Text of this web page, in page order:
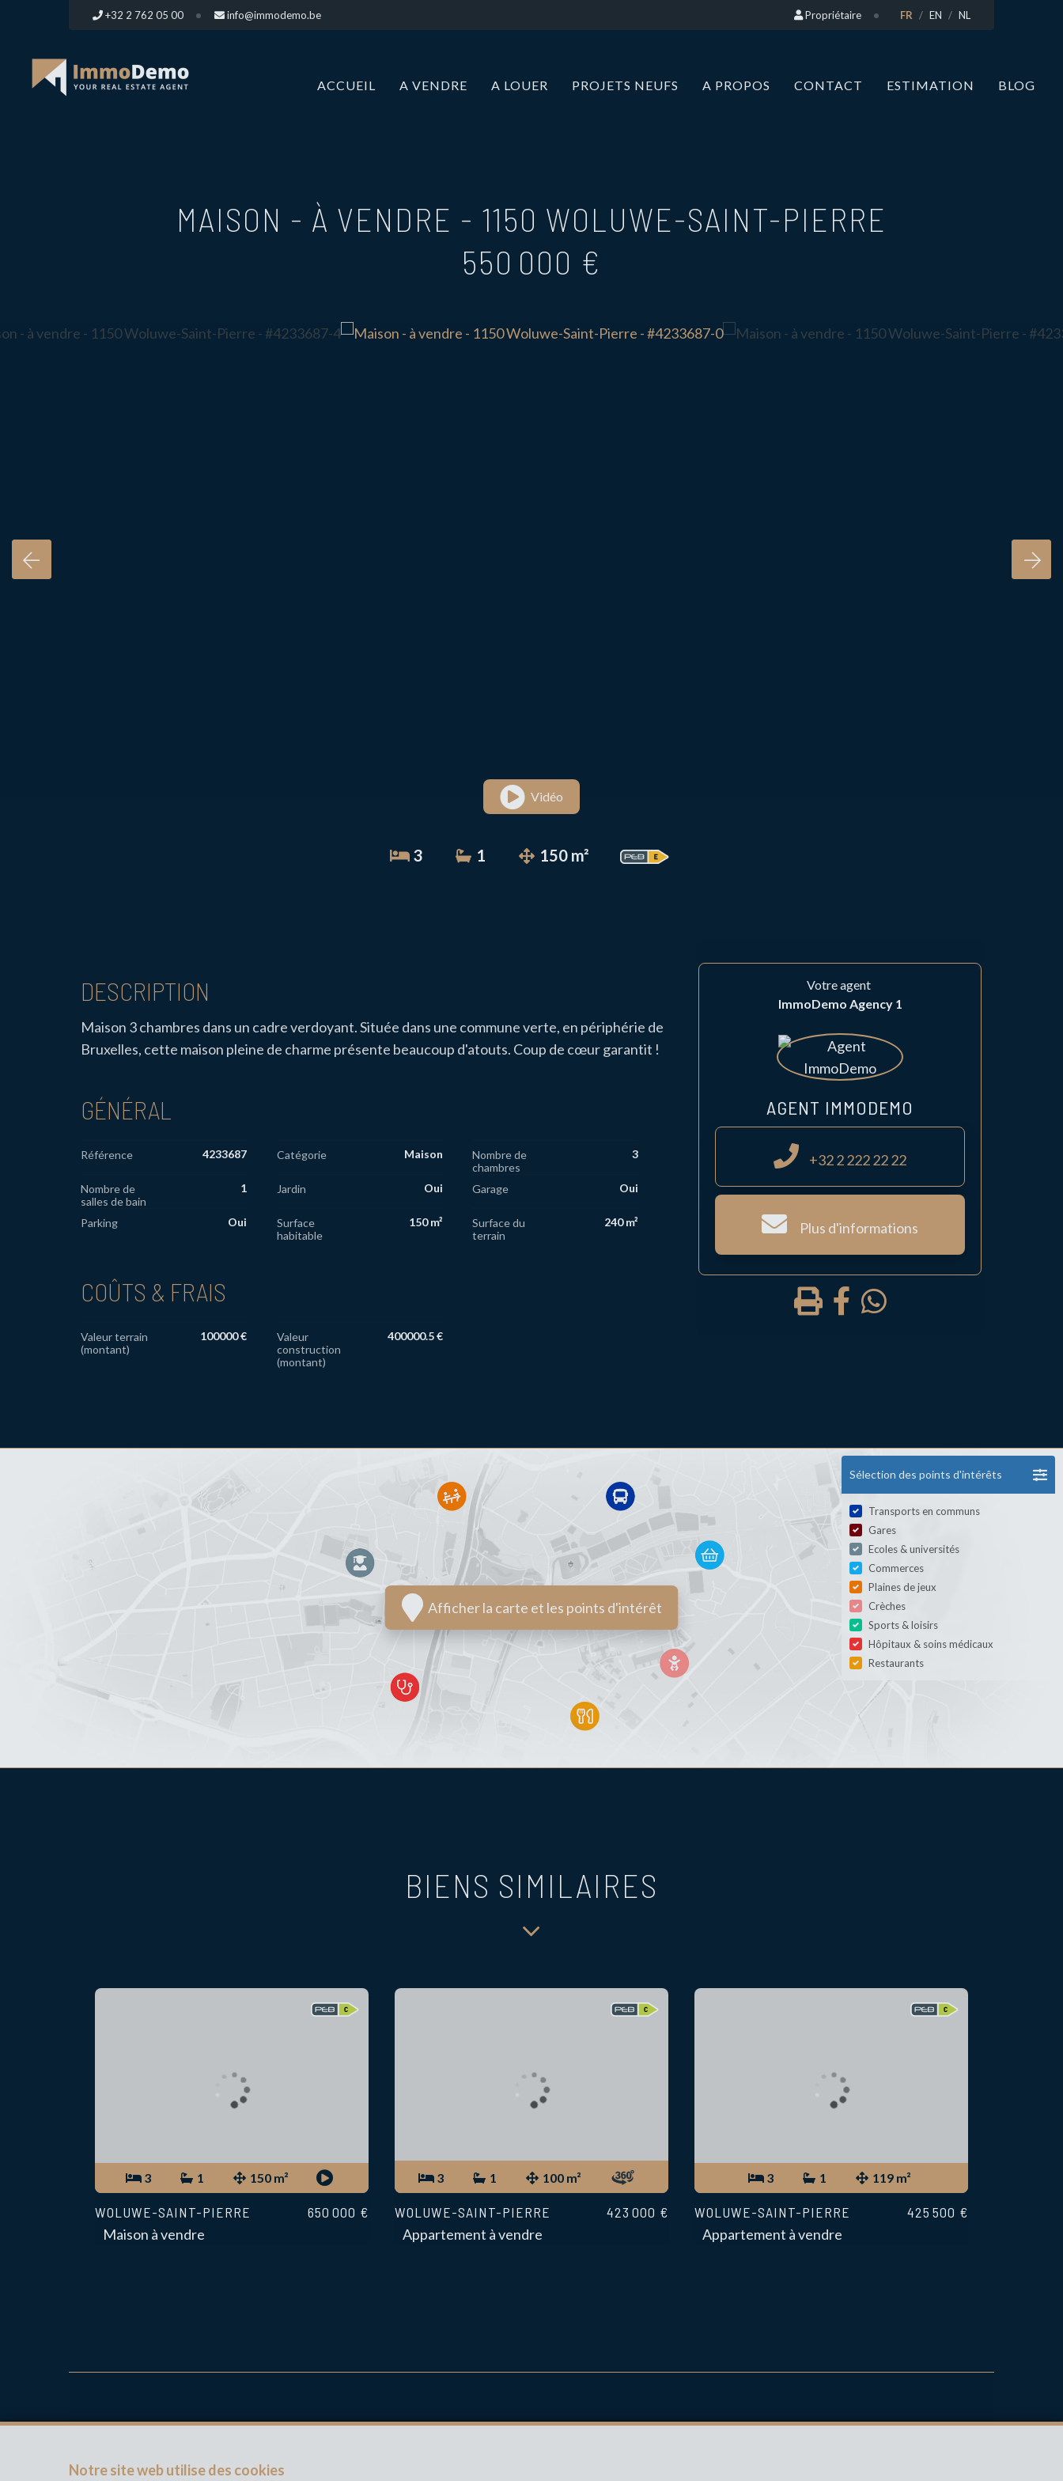
+32 2 762 05 00 info@immodemo.be Propriétaire FR EN NL
ACCUEIL A VENDRE A LOUER PROJETS NEUFS A PROPOS CONTACT ESTIMATION BLOG
MAISON - À VENDRE - 1150 WOLUWE-SAINT-PIERRE
550 000 €
Vidéo
3 1 150 m²
DESCRIPTION
Maison 3 chambres dans un cadre verdoyant. Située dans une commune verte, en périphérie de
Bruxelles, cette maison pleine de charme présente beaucoup d'atouts. Coup de cœur garantit !
GÉNÉRAL
Référence 4233687 Catégorie Maison
Nombre de
chambres
3
Nombre de
salles de bain
1 Jardin Oui Garage Oui
Parking Oui
Surface
habitable
150 m²
Surface du
terrain
240 m²
COÛTS & FRAIS
Valeur terrain
(montant)
100000 €
Valeur
construction
(montant)
400000.5 €
Votre agent
ImmoDemo Agency 1
AGENT IMMODEMO
+32 2 222 22 22
Plus d'informations
Sélection des points d'intérêts
Transports en communs
Gares
Ecoles & universités
Commerces
Plaines de jeux
Crèches
Sports & loisirs
Hôpitaux & soins médicaux
Restaurants
Afficher la carte et les points d'intérêt
BIENS SIMILAIRES
3 1 150 m²
WOLUWE-SAINT-PIERRE
Maison à vendre
650 000 €
3 1 100 m²
WOLUWE-SAINT-PIERRE
Appartement à vendre
423 000 €
3 1 119 m²
WOLUWE-SAINT-PIERRE
Appartement à vendre
425 500 €
Notre site web utilise des cookies
Rue Konkel 105 Boîte 16